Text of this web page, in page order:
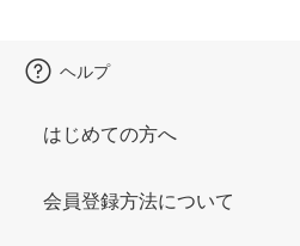
ヘルプ
はじめての方へ
会員登録方法について